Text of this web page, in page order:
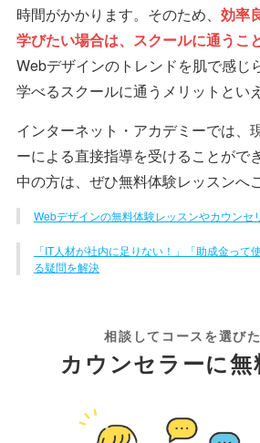
時間がかかります。そのため、 効率
学びたい場合は、スクールに通うこ
Webデザインのトレンドを肌で感じ
学べるスクールに通うメリットとい
インターネット・アカデミーでは、
ーによる直接指導を受けることがで
中の方は、ぜひ無料体験レッスンへ
Webデザインの無料体験レッスンやカウンセ
「IT人材が社内に足りない！」「助成金って
る疑問を解決
相談してコースを選び
カウンセラーに無